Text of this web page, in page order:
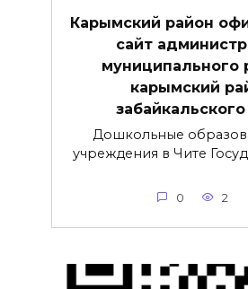
Карымский район
сайт
муниципального
карымский
Дошкольные
учреждения в Чите
0 2